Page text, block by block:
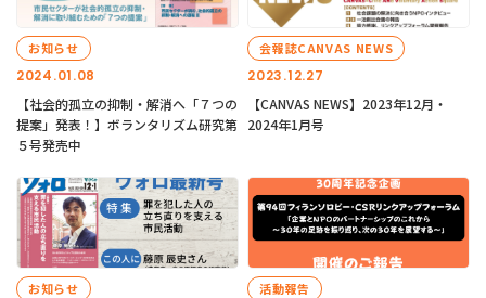
2024.01.08
お知らせ
【社会的孤立の抑制・解消へ「７つの
提案」発表！】ボランタリズム研究第
５号発売中
2023.12.27
会報誌CANVAS NEWS
【CANVAS NEWS】2023年12月・
2024年1月号
お知らせ 活動報告